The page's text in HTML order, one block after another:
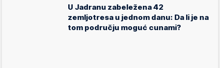
U Jadranu zabeležena 42
zemljotresa u jednom danu: Da li je na
tom području moguć cunami?